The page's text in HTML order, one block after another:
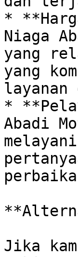
*
Niaga
yang
yang
layanan
*
Abadi
Jika